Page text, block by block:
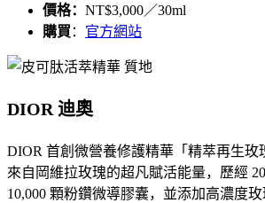
價格： NT$3,000／30ml
購買 ： 官方網站
DIOR 迪奧
DIOR 首創微營養修護精華「精萃再生玫
來自岡維拉玫瑰的超凡賦活能量，歷經
10,000 顆粉鑽微導膠囊，並添加高濃度